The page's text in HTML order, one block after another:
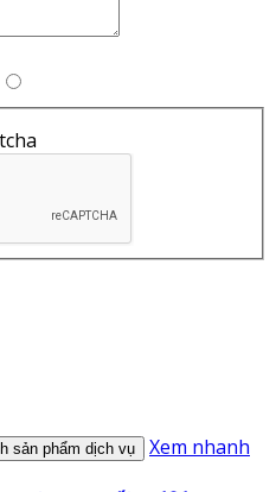
sản phẩm dịch vụ Xem nhanh